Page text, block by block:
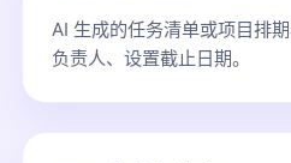
AI 生成的任务清单或项目排
负责人、设置截止日期。